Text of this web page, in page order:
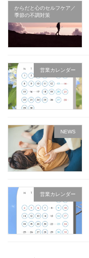
からだと心のセルフケア／
季節の不調対策
営業カレンダー
NEWS
営業カレンダー